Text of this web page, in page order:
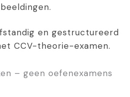
en gestructureerd
CCV-theorie-examen.
– geen oefenexamens